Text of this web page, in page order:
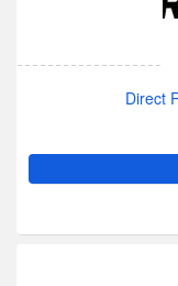
Direct